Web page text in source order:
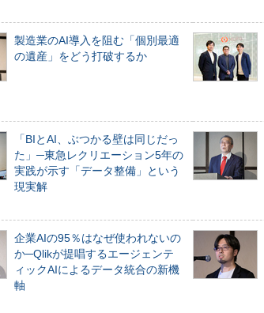
製造業のAI導入を阻む「個別最適
の遺産」をどう打破するか
「BIとAI、ぶつかる壁は同じだっ
た」─東急レクリエーション5年の
実践が示す「データ整備」という
現実解
企業AIの95％はなぜ使われないの
か─Qlikが提唱するエージェンテ
ィックAIによるデータ統合の新機
軸